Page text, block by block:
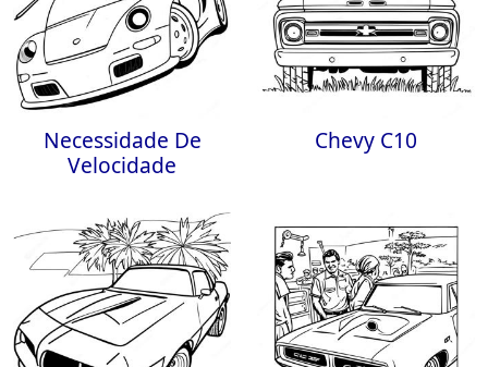
Necessidade De
Velocidade
Chevy C10